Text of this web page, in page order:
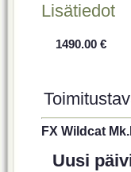
Lisätiedot
1490.00 €
FX Wildcat
Uusi